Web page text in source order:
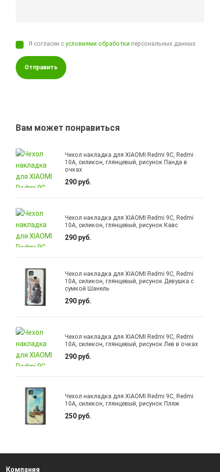
Я согласен сусловиями обработки персональных данных
Отправить
Вам может понравиться
Чехол накладка для XIAOMI Redmi 9C, Redmi
10A, силикон, глянцевый, рисунок Панда в
очках
290 руб.
Чехол накладка для XIAOMI Redmi 9C, Redmi
10A, силикон, глянцевый, рисунок Кавс
290 руб.
Чехол накладка для XIAOMI Redmi 9C, Redmi
10A, силикон, глянцевый, рисунок Девушка с
сумкой Шанель
290 руб.
Чехол накладка для XIAOMI Redmi 9C, Redmi
10A, силикон, глянцевый, рисунок Лев в очках
290 руб.
Чехол накладка для XIAOMI Redmi 9C, Redmi
10A, силикон, глянцевый, рисунок Пляж
250 руб.
Компания